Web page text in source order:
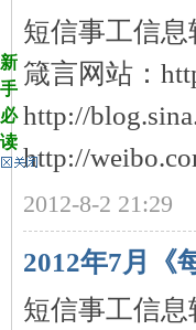
短信事工信
箴言网站：
http://
http://
2012-8-2 21:29
2012年7月《
短信事工信
新
手
必
读